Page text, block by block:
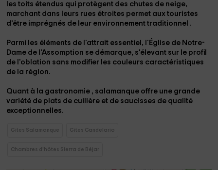
les toits étendus qui protègent des chutes de neige,
marchant dans leurs rues étroites permet aux touristes
d'être imprégnés de leur environnement traditionnel .
Parmi les éléments de l'attrait essentiel, l'Église de Notre-
Dame de l'Assomption se démarque, s'élevant sur le profil
de l'oblation sans modifier les couleurs caractéristiques
de la région.
Quant à la gastronomie , salamanque offre une grande
variété de plats de cuillère et de saucisses de qualité
exceptionnelles.
Gites Salamanque Gites Candelario
Chambres d'hôtes Sierra de Béjar